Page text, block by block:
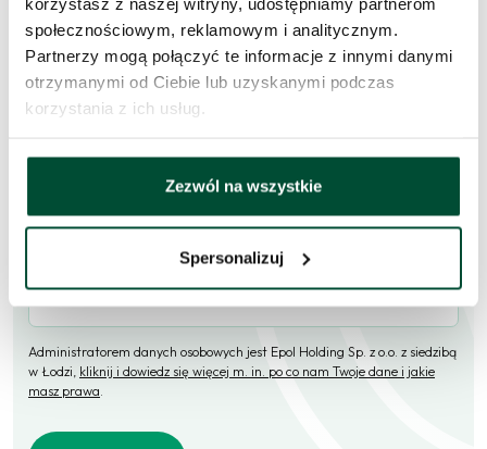
społecznościowym, reklamowym i analitycznym.
Partnerzy mogą połączyć te informacje z innymi danymi
otrzymanymi od Ciebie lub uzyskanymi podczas
korzystania z ich usług.
Zezwól na wszystkie
Spersonalizuj
Skontaktujemy się w przeciągu 1 dnia roboczego
Imię i nazwisko
Administratorem danych osobowych jest Epol Holding Sp. z o.o. z siedzibą
w Łodzi, kliknij i dowiedz się więcej m. in. po co nam Twoje dane i jakie
masz prawa.